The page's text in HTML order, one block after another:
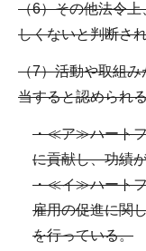
（6）その他法令
しくないと判断さ
（7）活動や取組
当すると認められ
・≪ア≫ハートフ
に貢献し、功績
・≪イ≫ハートフ
雇用の促進に関
を行っている。